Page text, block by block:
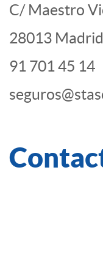
C/ Maestro
28013 Madrid
91 701 45 14